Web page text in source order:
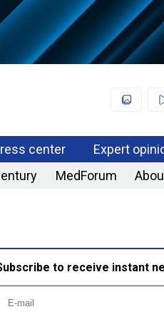
center Expert
MedForum
to receive instant